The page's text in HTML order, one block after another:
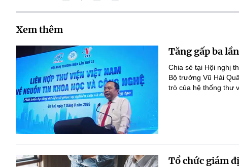
Xem thêm
Tăng gấp ba
Chia sẻ tại Hội nghị
Bộ trưởng Vũ Hải
trò của hệ thống thư
Tổ chức giám